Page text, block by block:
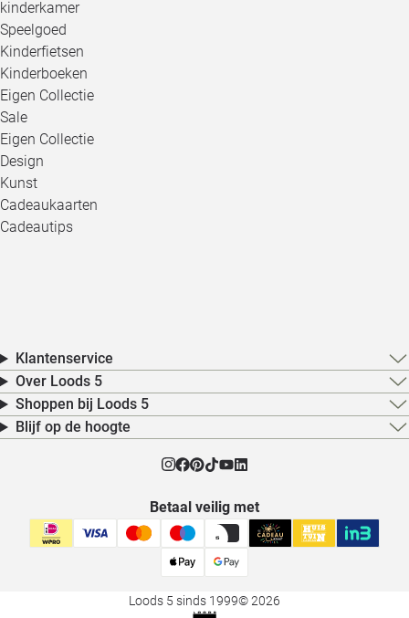
kinderkamer
Speelgoed
Kinderfietsen
Kinderboeken
Eigen Collectie
Sale
Eigen Collectie
Design
Kunst
Cadeaukaarten
Cadeautips
Klantenservice
Over Loods 5
Shoppen bij Loods 5
Blijf op de hoogte
Betaal veilig met
Loods 5 sinds 1999© 2026